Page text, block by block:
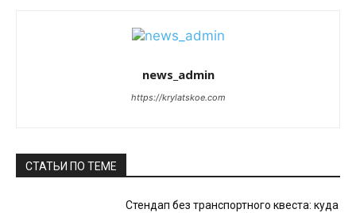
news_admin
https://krylatskoe.com
СТАТЬИ ПО ТЕМЕ
Стендап без транспортного квеста: куда